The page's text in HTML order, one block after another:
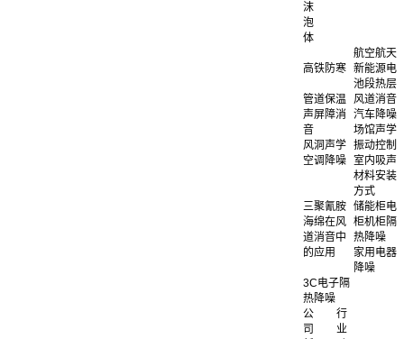
沫
泡
体
航空航天
高铁防寒 新能源电
池段热层
管道保温
风道消音
声屏障消
音
汽车降噪
场馆声学
风洞声学 振动控制
空调降噪 室内吸声
材料安装
方式
三聚氰胺
海绵在风
道消音中
的应用
储能柜电
柜机柜隔
热降噪
家用电器
降噪
3C电子隔
热降噪
公
司
行
业